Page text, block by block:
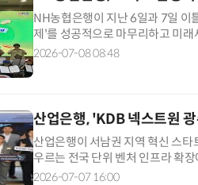
NH농협은행이 지난 6일과 7일 이
제'를 성공적으로 마무리하고 미
융학기제는 어린이 금융 이해도를
2026-07-08 08:48
산업은행, 'KDB 넥스트원
산업은행이 서남권 지역 혁신 스
우르는 전국 단위 벤처 인프라 확
에서 스타트업 보육 플랫폼 'KDB
2026-07-07 16:00